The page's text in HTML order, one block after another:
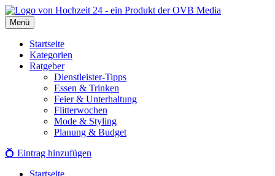
Zum
Inhalt
springen
Menü
Startseite
Kategorien
Ratgeber
Dienstleister-Tipps
Essen & Trinken
Feier & Unterhaltung
Flitterwochen
Mode & Styling
Planung & Budget
💍 Eintrag hinzufügen
Startseite